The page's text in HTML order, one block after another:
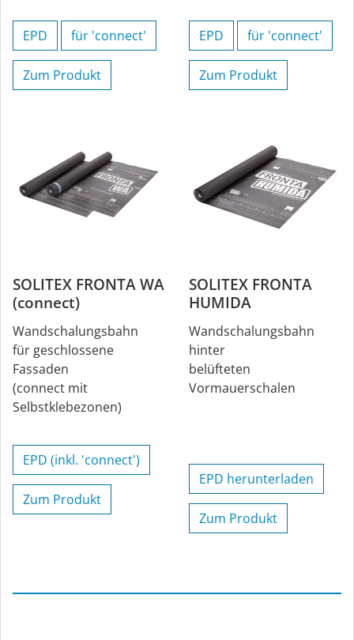
EPD für 'connect'
Zum Produkt
EPD für 'connect'
Zum Produkt
SOLITEX FRONTA WA
(connect)
Wandschalungsbahn
für geschlossene
Fassaden
(connect mit
Selbstklebezonen)
EPD (inkl. 'connect')
Zum Produkt
SOLITEX FRONTA
HUMIDA
Wandschalungsbahn
hinter
belüfteten
Vormauerschalen
EPD herunterladen
Zum Produkt